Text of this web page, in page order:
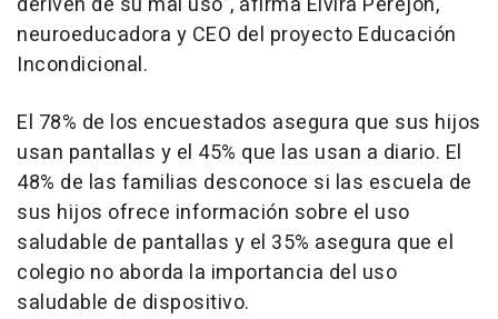
neuroeducadora y CEO del proyecto Educación
Incondicional.
El 78% de los encuestados asegura que sus hijos
usan pantallas y el 45% que las usan a diario. El
48% de las familias desconoce si las escuela de
sus hijos ofrece información sobre el uso
saludable de pantallas y el 35% asegura que el
colegio no aborda la importancia del uso
saludable de dispositivo.